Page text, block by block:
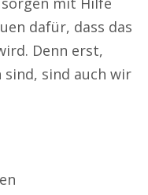
dafür, dass das
Denn erst,
sind auch wir